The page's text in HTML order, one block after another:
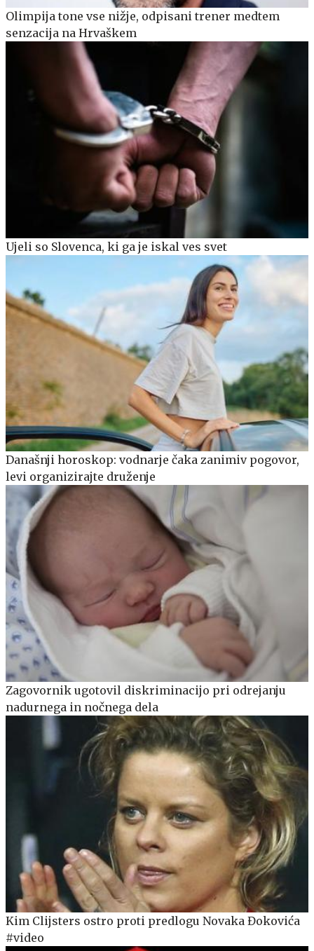
Olimpija tone vse nižje, odpisani trener medtem
senzacija na Hrvaškem
Ujeli so Slovenca, ki ga je iskal ves svet
Današnji horoskop: vodnarje čaka zanimiv pogovor,
levi organizirajte druženje
Zagovornik ugotovil diskriminacijo pri odrejanju
nadurnega in nočnega dela
Kim Clijsters ostro proti predlogu Novaka Đokovića
#video